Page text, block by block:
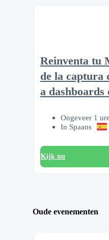
Reinventa tu
de la captura
a dashboards
Ongeveer 1
In Spaans
Kijk nu
Oude evenementen